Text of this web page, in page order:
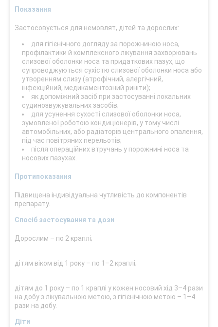
Показання
Застосовується для немовлят, дітей та дорослих:
для гігієнічного догляду за порожниною носа,
профілактики й комплексного лікування захворювань
слизової оболонки носа та придаткових пазух, що
супроводжуються сухістю слизової оболонки носа або
утворенням слизу (атрофічний, алергічний,
інфекційний, медикаментозний риніти);
як допоміжний засіб при застосуванні локальних
судинозвужувальних засобів;
для усунення сухості слизової оболонки носа,
зумовленої роботою кондиціонерів, у тому числі
автомобільних, або радіаторів центрального опалення,
під час повітряних перельотів;
після операційних втручань у порожнині носа та
носових пазухах.
Протипоказання
Підвищена індивідуальна чутливість до компонентів
препарату.
Спосіб застосування та дози
Дорослим – по 2 краплі;
дітям віком від 1 року – по 1–2 краплі;
дітям до 1 року – по 1 краплі у кожен носовий хід 3–4 рази
на добу з лікувальною метою, з гігієнічною метою – 1–4
рази на добу.
Діти